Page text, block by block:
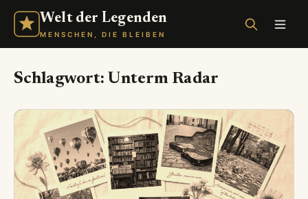
Welt der Legenden
MENSCHEN, DIE BLEIBEN
Schlagwort: Unterm Radar